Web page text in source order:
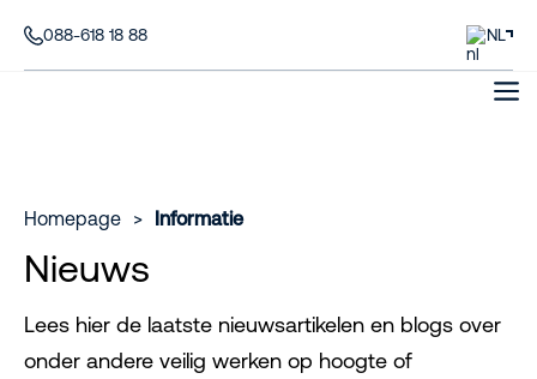
088-618 18 88 NL
Homepage > Informatie
Nieuws
Lees hier de laatste nieuwsartikelen en blogs over
onder andere veilig werken op hoogte of